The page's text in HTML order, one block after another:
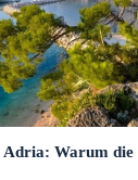
Adria: Warum